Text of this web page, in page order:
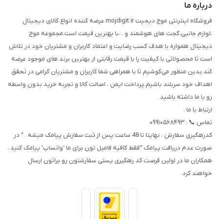
درباره ما
فروشگاه اینترنتی موج دیجیت mojdigit.ir عرضه کننده انواع کالای دیجیتال
،لوازم جانبی،گجت های هوشمند و....با بهترین قیمت است.مجموعه موج
دیجیتال همواره با هدف کسب رضایت و اعتماد کاربران و مشتریان خود در تلاش
است تا محصولاتی با کیفیت را با قیمت رقابتی از بهترین برند های موجود عرضه
کند.بدین منظور می‌کوشیم تا با همراهی شما کاربران و مشتریان گرامی در تحقق
اهداف خود سربلند باشیم.پرداخت ایمن ، اصالت کالا و تجربه خرید بدون واسطه
رو با ما داشته باشید.
ارتباط با ما :
تماس 📞 : ۰۹۹۱۰۵۶۸۴۹۳
کدرهگیری سفارش ، نهایتا تا 48 ساعت پس از ثبت سفارش پیامک میشه . “ در
صورت عدم دریافت پیامک “فقط کافیه فامیل تون برای ما ‘واتساپ’ پیامک کنید ،
همکاران ما در اولین فرصت کد رهگیری پستی سفارشتون رو براتون ارسال
خواهند کرد.